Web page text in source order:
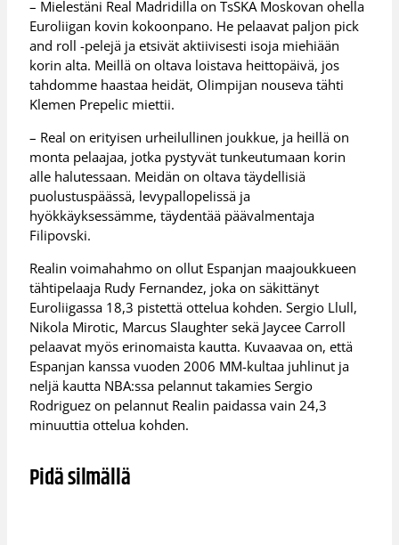
– Mielestäni Real Madridilla on TsSKA Moskovan ohella
Euroliigan kovin kokoonpano. He pelaavat paljon pick
and roll -pelejä ja etsivät aktiivisesti isoja miehiään
korin alta. Meillä on oltava loistava heittopäivä, jos
tahdomme haastaa heidät, Olimpijan nouseva tähti
Klemen Prepelic miettii.
– Real on erityisen urheilullinen joukkue, ja heillä on
monta pelaajaa, jotka pystyvät tunkeutumaan korin
alle halutessaan. Meidän on oltava täydellisiä
puolustuspäässä, levypallopelissä ja
hyökkäyksessämme, täydentää päävalmentaja
Filipovski.
Realin voimahahmo on ollut Espanjan maajoukkueen
tähtipelaaja Rudy Fernandez, joka on säkittänyt
Euroliigassa 18,3 pistettä ottelua kohden. Sergio Llull,
Nikola Mirotic, Marcus Slaughter sekä Jaycee Carroll
pelaavat myös erinomaista kautta. Kuvaavaa on, että
Espanjan kanssa vuoden 2006 MM-kultaa juhlinut ja
neljä kautta NBA:ssa pelannut takamies Sergio
Rodriguez on pelannut Realin paidassa vain 24,3
minuuttia ottelua kohden.
Pidä silmällä